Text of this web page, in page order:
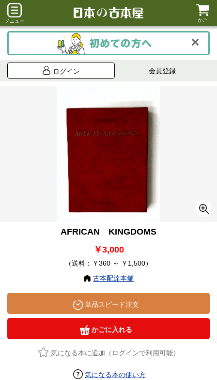
メニュー かご
ログイン 会員登録
AFRICAN KINGDOMS
￥3,000
（送料：￥360 ～ ￥1,500）
古本配達本舗
単品スピード注文
かごに入れる
気になる本に追加（ログインで利用可能）
気になる本の使い方